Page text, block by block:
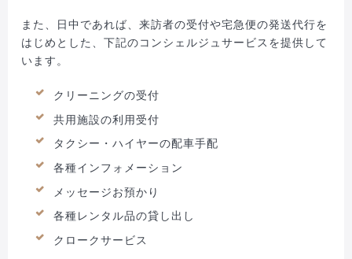
また、日中であれば、来訪者の受付や宅急便の発送代行を
はじめとした、下記のコンシェルジュサービスを提供して
います。
クリーニングの受付
共用施設の利用受付
タクシー・ハイヤーの配車手配
各種インフォメーション
メッセージお預かり
各種レンタル品の貸し出し
クロークサービス